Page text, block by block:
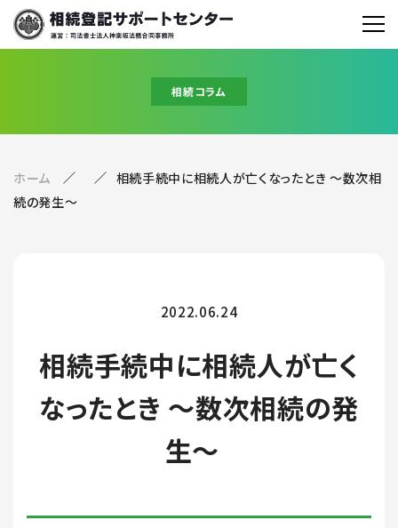
相続コラム
ホーム
相続手続中に相続人が亡くなったとき ～数次相
続の発生～
2022.06.24
相続手続中に相続人が亡く
なったとき ～数次相続の発
生～